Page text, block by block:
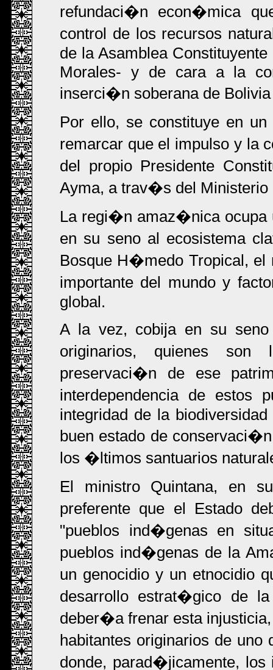
refundaci�n econ�mica
control de los recursos
de la Asamblea
Morales- y de cara a la
inserci�n soberana de
Por ello, se constituye en
remarcar que el impulso y la
del propio Presidente
Ayma, a trav�s del Ministerio
La regi�n amaz�nica ocupa
en su seno al ecosistema
Bosque H�medo Tropical,
importante del mundo y
global.
A la vez, cobija en su
originarios, quienes
preservaci�n de ese
interdependencia de estos
integridad de la
buen estado de
los �ltimos santuarios
El ministro Quintana, en
preferente que el Estado
"pueblos ind�genas en
pueblos ind�genas de la
un genocidio y un etnocidio
desarrollo estrat�gico de
deber�a frenar esta
habitantes originarios de
donde, parad�jicamente,